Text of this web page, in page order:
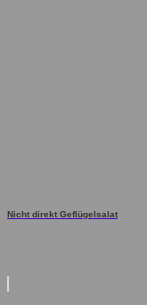
Nicht direkt Geflügelsalat